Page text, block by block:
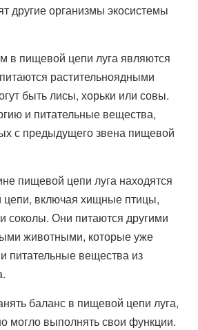
другие организмы экосистемы
в пищевой цепи луга являются
растительноядными
быть лисы, хорьки или совы.
и питательные вещества,
с предыдущего звена пищевой
пищевой цепи луга находятся
включая хищные птицы,
соколы. Они питаются другими
животными, которые уже
питательные вещества из
баланс в пищевой цепи луга,
могло выполнять свои функции.